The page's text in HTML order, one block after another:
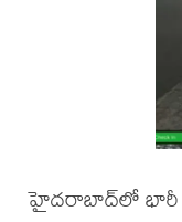
హైదరాబాద్‌లో భారీ